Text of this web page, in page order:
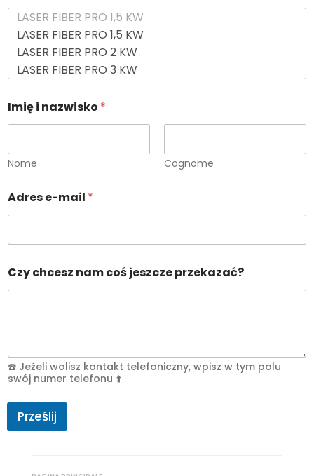
Imię i nazwisko *
Nome Cognome
d
r
s
n
i
e
Adres e-mail *
Czy chcesz nam coś jeszcze przekazać?
☎️ Jeżeli wolisz kontakt telefoniczny, wpisz w tym polu
swój numer telefonu ⬆️
Prześlij